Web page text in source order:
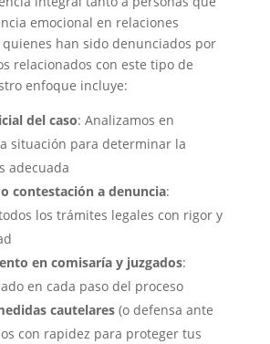
emocional en relaciones
han sido denunciados por
relacionados con este tipo de
enfoque incluye:
del caso: Analizamos en
situación para determinar la
adecuada
contestación a denuncia:
los trámites legales con rigor y
en comisaría y juzgados:
en cada paso del proceso
cautelares(o defensa ante
con rapidez para proteger tus